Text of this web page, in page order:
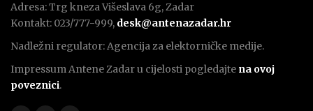
Adresa: Trg kneza Višeslava 6g, Zadar
Kontakt: 023/777-999, desk@antenazadar.hr
Nadležni regulator: Agencija za elektorničke medije.
Impressum Antene Zadar u cijelosti pogledajte na ovoj
poveznici.